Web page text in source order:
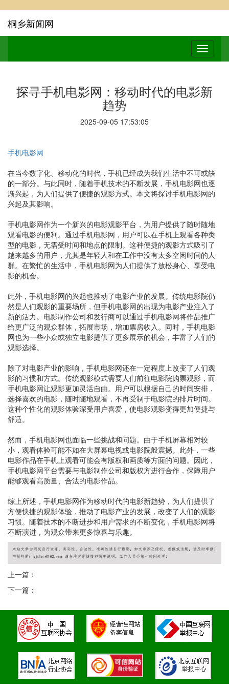
桐乡新闻网
探寻手机电影网：移动时代的电影新
趋势
2025-09-05 17:53:05
手机电影网
在当今数字化、移动化的时代，手机已经成为我们生活中不可或缺
的一部分。与此同时，随着手机技术的不断发展，手机电影网也逐
渐兴起，为人们提供了便捷的观影方式。本文将探讨手机电影网的
兴起及其影响。
手机电影网作为一个新兴的电影观影平台，为用户提供了随时随地
观看电影的便利。通过手机电影网，用户可以在手机上观看各种类
型的电影，无需受时间和地点的限制。这种便捷的观影方式吸引了
越来越多的用户，尤其是年轻人和在工作中没有太多空闲时间的人
群。在繁忙的生活中，手机电影网为人们提供了放松身心、享受电
影的机会。
此外，手机电影网的兴起也推动了电影产业的发展。传统电影院仍
然是人们观影的重要场所，但手机电影网的出现为电影产业注入了
新的活力。电影制作公司和发行商可以通过手机电影网将作品推广
给更广泛的观众群体，拓展市场，增加票房收入。同时，手机电影
网也为一些小众或独立电影提供了更多展示的机会，丰富了人们的
观影选择。
除了对电影产业的影响，手机电影网还在一定程度上改变了人们观
影的习惯和方式。传统观影模式需要人们前往电影院购票观影，而
手机电影网让观影更加灵活自由。用户可以根据自己的时间安排，
选择喜欢的电影，随时随地观看，不再受制于电影院的排片时间。
这种个性化的观影体验深受用户喜爱，使电影观影变得更加便捷与
舒适。
然而，手机电影网也面临一些挑战和问题。由于手机屏幕相对较
小，观看体验可能不如在大屏幕电视或电影院般震撼。此外，一些
电影作品在手机上观看可能会有版权和画质等方面的问题。因此，
手机电影网平台需要与电影制作公司和版权方进行合作，保障用户
能够观看高质量、合法的电影作品。
综上所述，手机电影网作为移动时代的电影新趋势，为人们提供了
方便快捷的观影体验，推动了电影产业的发展，改变了人们的观影
习惯。随着技术的不断进步和用户需求的不断变化，手机电影网将
不断演进，为观众带来更多惊喜与乐趣。
上一篇：
下一篇：